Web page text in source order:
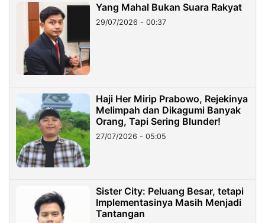
Yang Mahal Bukan Suara Rakyat
29/07/2026 - 00:37
Haji Her Mirip Prabowo, Rejekinya
Melimpah dan Dikagumi Banyak
Orang, Tapi Sering Blunder!
27/07/2026 - 05:05
Sister City: Peluang Besar, tetapi
Implementasinya Masih Menjadi
Tantangan